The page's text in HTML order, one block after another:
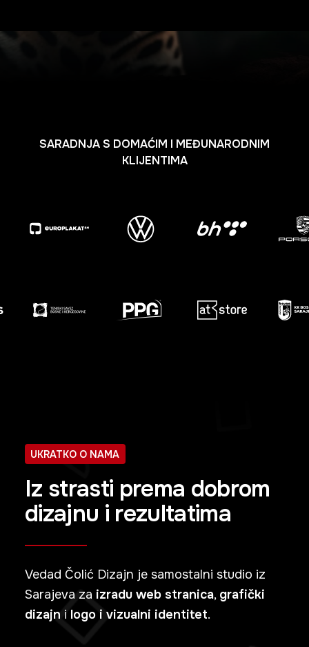
SARADNJA S DOMAĆIM I MEĐUNARODNIM
KLIJENTIMA
UKRATKO O NAMA
Iz strasti prema dobrom
dizajnu i rezultatima
Vedad Čolić Dizajn je samostalni studio iz
Sarajeva za izradu web stranica, grafički
dizajn i logo i vizualni identitet.